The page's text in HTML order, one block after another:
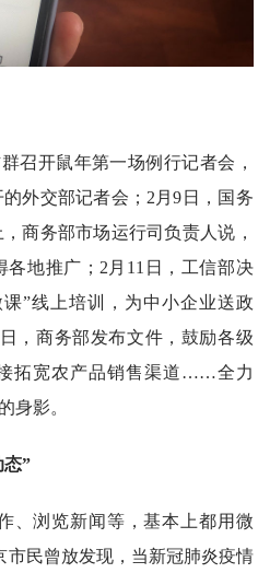
召开鼠年第一场例行记者会，
外交部记者会；2月9日，国务
商务部市场运行司负责人说，
地推广；2月11日，工信部决
”线上培训，为中小企业送政
，商务部发布文件，鼓励各级
拓宽农产品销售渠道……全力
身影。
态”
、浏览新闻等，基本上都用微
市民曾放发现，当新冠肺炎疫情